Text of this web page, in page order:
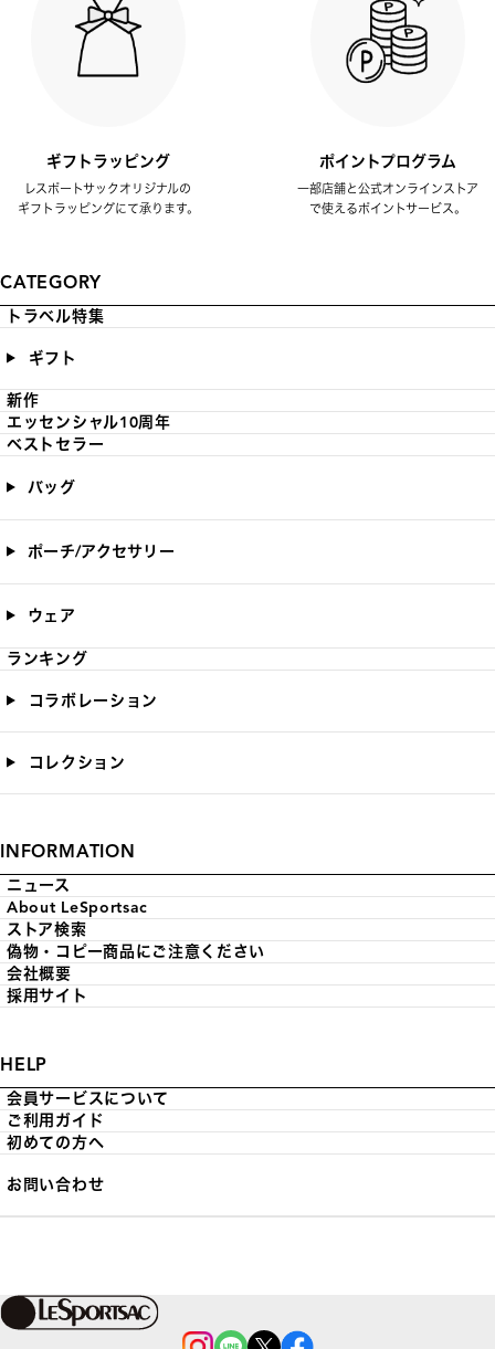
ギフトラッピング
レスポートサックオリジナルの
ギフトラッピングにて承ります。
ポイントプログラム
一部店舗と公式オンラインストア
で使えるポイントサービス。
CATEGORY
トラベル特集
ギフト
新作
エッセンシャル10周年
ベストセラー
バッグ
ポーチ/アクセサリー
ウェア
ランキング
コラボレーション
コレクション
INFORMATION
ニュース
About LeSportsac
ストア検索
偽物・コピー商品にご注意ください
会社概要
採用サイト
HELP
会員サービスについて
ご利用ガイド
初めての方へ
お問い合わせ